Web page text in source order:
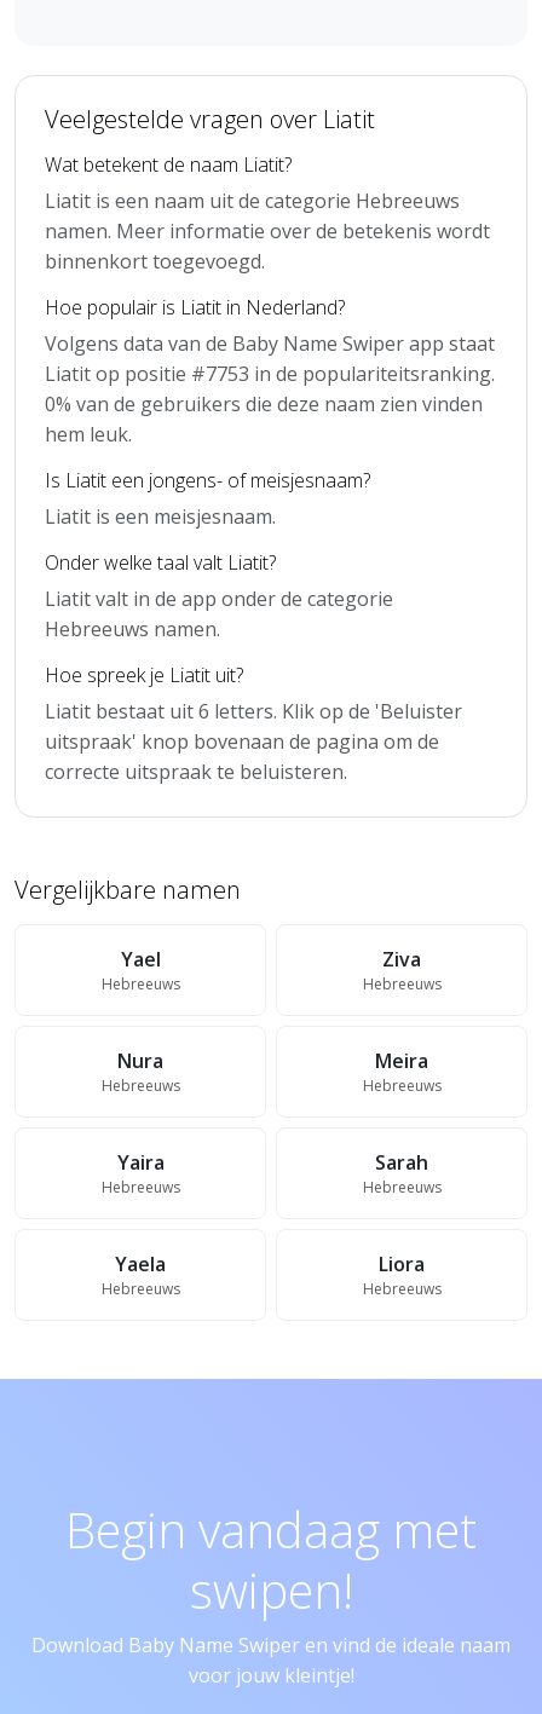
Veelgestelde vragen over Liatit
Wat betekent de naam Liatit?
Liatit is een naam uit de categorie Hebreeuws
namen. Meer informatie over de betekenis wordt
binnenkort toegevoegd.
Hoe populair is Liatit in Nederland?
Volgens data van de Baby Name Swiper app staat
Liatit op positie #7753 in de populariteitsranking.
0% van de gebruikers die deze naam zien vinden
hem leuk.
Is Liatit een jongens- of meisjesnaam?
Liatit is een meisjesnaam.
Onder welke taal valt Liatit?
Liatit valt in de app onder de categorie
Hebreeuws namen.
Hoe spreek je Liatit uit?
Liatit bestaat uit 6 letters. Klik op de 'Beluister
uitspraak' knop bovenaan de pagina om de
correcte uitspraak te beluisteren.
Vergelijkbare namen
Yael
Hebreeuws
Ziva
Hebreeuws
Nura
Hebreeuws
Meira
Hebreeuws
Yaira
Hebreeuws
Sarah
Hebreeuws
Yaela
Hebreeuws
Liora
Hebreeuws
Begin vandaag met
swipen!
Download Baby Name Swiper en vind de ideale naam
voor jouw kleintje!